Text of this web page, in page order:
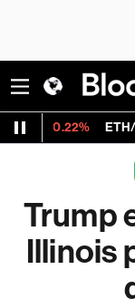
ETH/USD
Trump
Illinois